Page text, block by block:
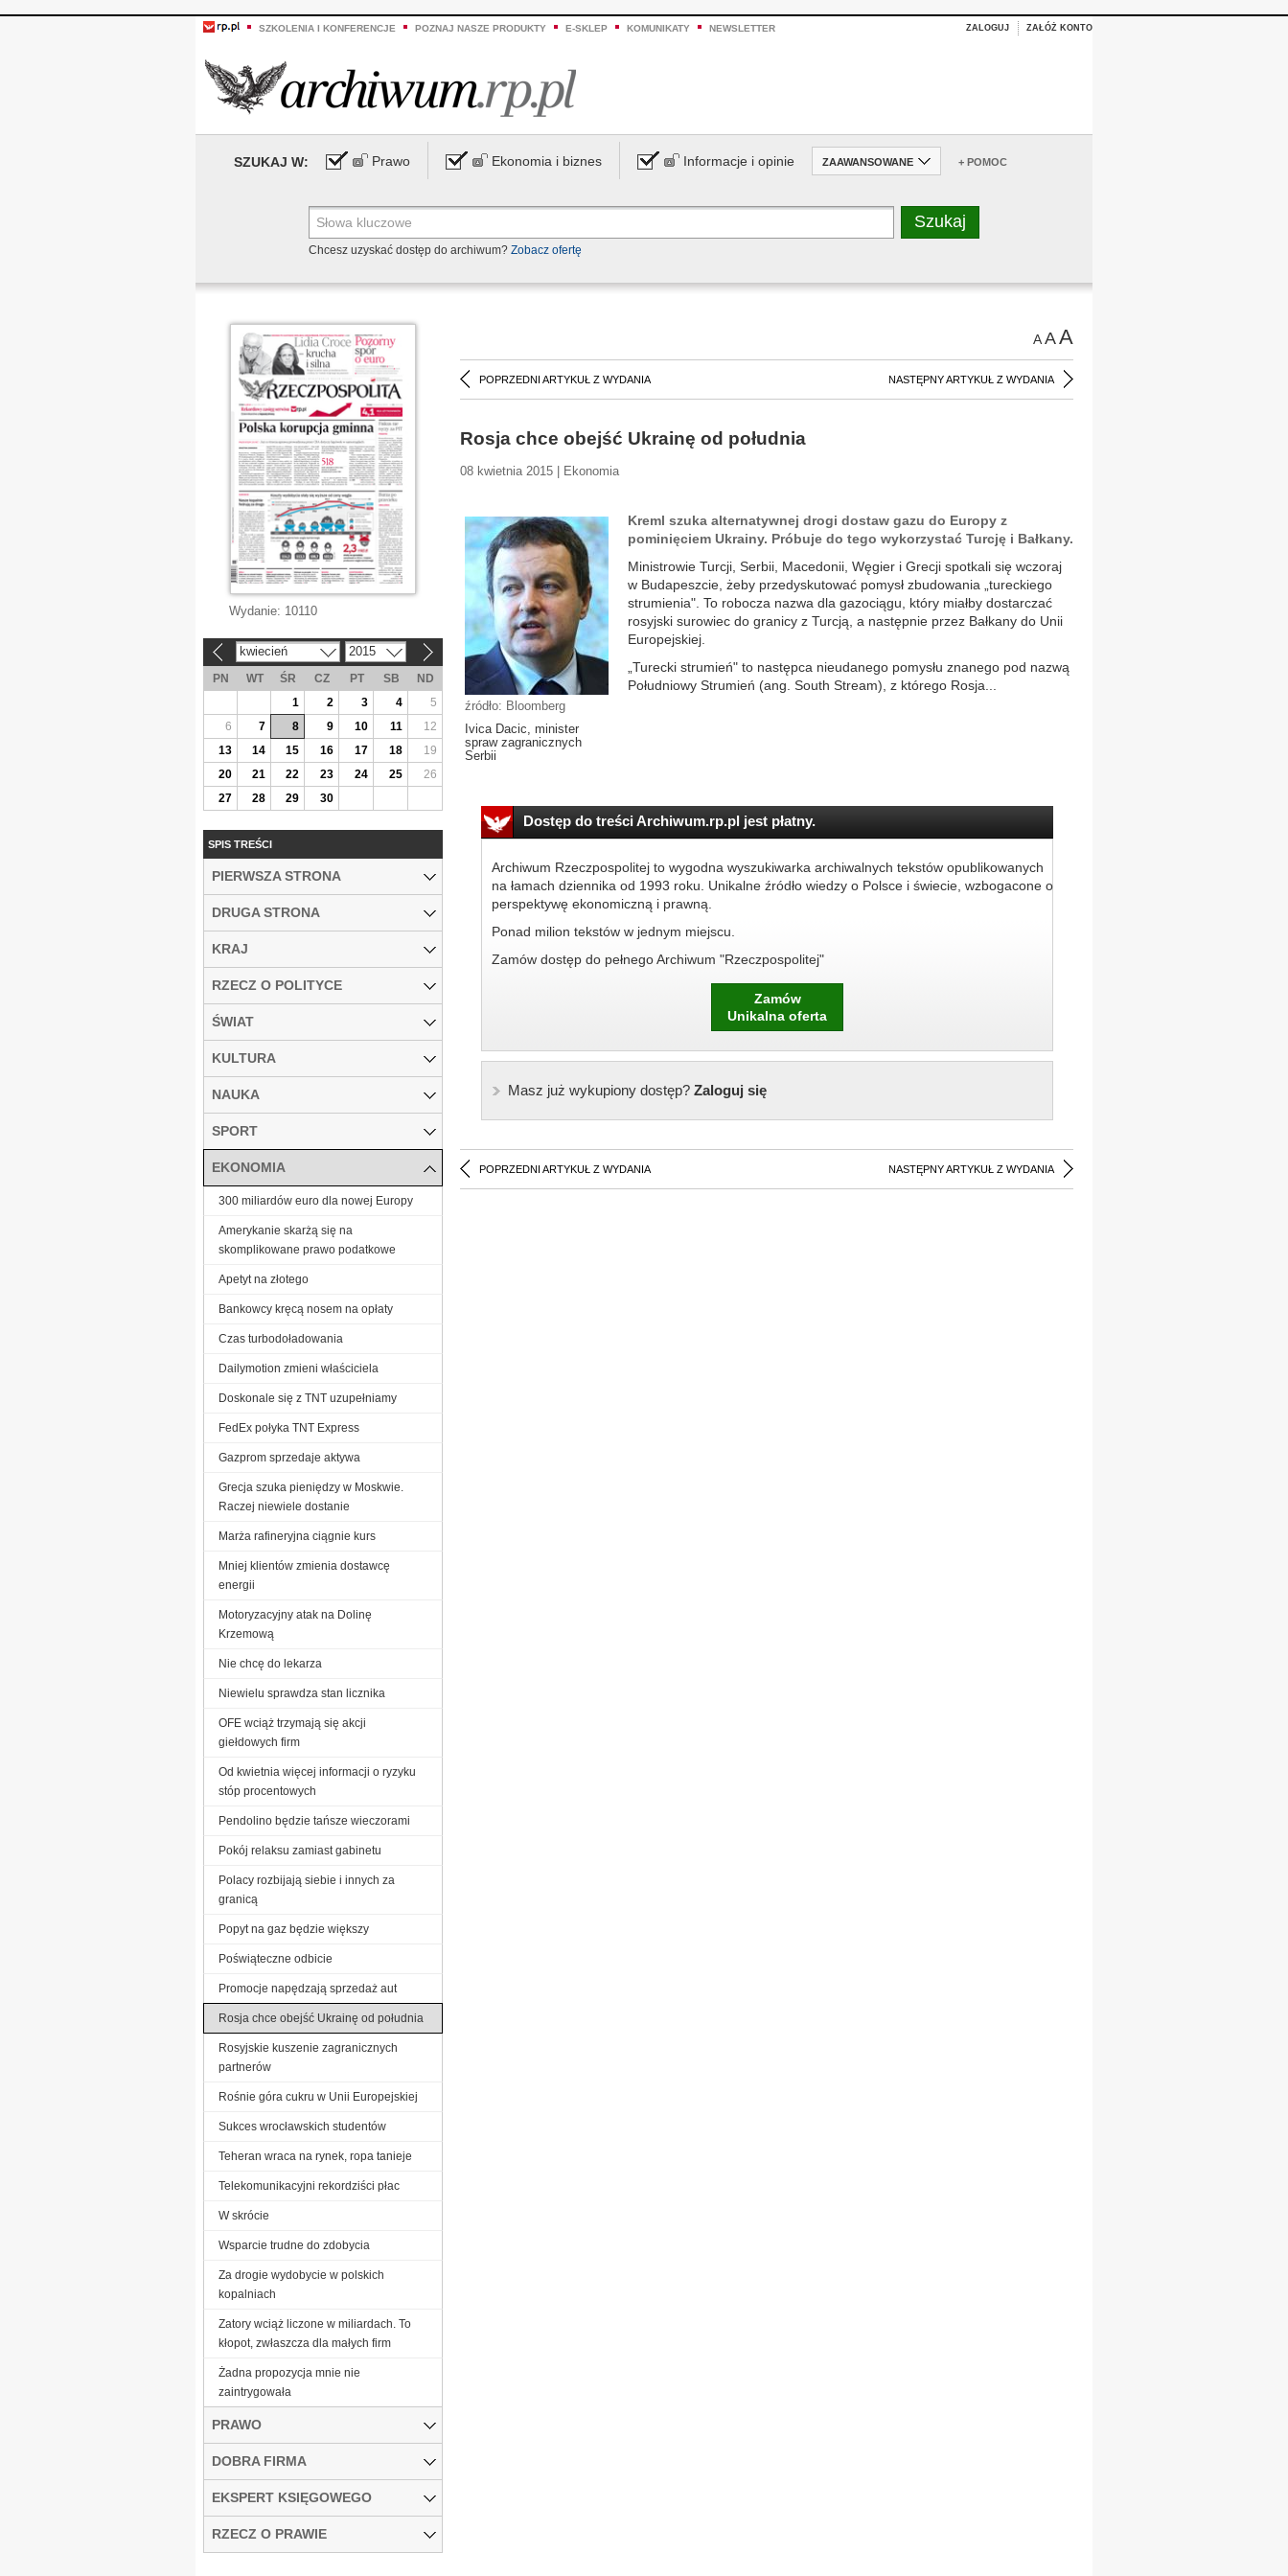
SZKOLENIA I KONFERENCJE POZNAJ NASZE PRODUKTY E-SKLEP KOMUNIKATY NEWSLETTER ZALOGUJ ZAŁÓŻ KONTO
SZUKAJ W: Prawo Ekonomia i biznes Informacje i opinie ZAAWANSOWANE + POMOC
Chcesz uzyskać dostęp do archiwum? Zobacz ofertę
AAA
POPRZEDNI ARTYKUŁ Z WYDANIA NASTĘPNY ARTYKUŁ Z WYDANIA
Rosja chce obejść Ukrainę od południa
08 kwietnia 2015 | Ekonomia
źródło: Bloomberg
Ivica Dacic, minister
spraw zagranicznych
Serbii
Kreml szuka alternatywnej drogi dostaw gazu do Europy z
pominięciem Ukrainy. Próbuje do tego wykorzystać Turcję i Bałkany.
Ministrowie Turcji, Serbii, Macedonii, Węgier i Grecji spotkali się wczoraj
w Budapeszcie, żeby przedyskutować pomysł zbudowania „tureckiego
strumienia". To robocza nazwa dla gazociągu, który miałby dostarczać
rosyjski surowiec do granicy z Turcją, a następnie przez Bałkany do Unii
Europejskiej.
„Turecki strumień" to następca nieudanego pomysłu znanego pod nazwą
Południowy Strumień (ang. South Stream), z którego Rosja...
Dostęp do treści Archiwum.rp.pl jest płatny.
Archiwum Rzeczpospolitej to wygodna wyszukiwarka archiwalnych tekstów opublikowanych
na łamach dziennika od 1993 roku. Unikalne źródło wiedzy o Polsce i świecie, wzbogacone o
perspektywę ekonomiczną i prawną.
Ponad milion tekstów w jednym miejscu.
Zamów dostęp do pełnego Archiwum "Rzeczpospolitej"
Zamów
Unikalna oferta
Masz już wykupiony dostęp?Zaloguj się
POPRZEDNI ARTYKUŁ Z WYDANIA NASTĘPNY ARTYKUŁ Z WYDANIA
Wydanie: 10110
kwiecień 2015
PN WT ŚR CZ PT SB
ND
1
2 3 4
5
6
7 8 9 10 11
12
13
14 15 16 17 18
19
20
21 22 23 24 25
26
27
28 29 30
SPIS TREŚCI
PIERWSZA STRONA
DRUGA STRONA
KRAJ
RZECZ O POLITYCE
ŚWIAT
KULTURA
NAUKA
SPORT
EKONOMIA
300 miliardów euro dla nowej Europy
Amerykanie skarżą się na
skomplikowane prawo podatkowe
Ape­tyt na zło­te­go
Bankowcy kręcą nosem na opłaty
Czas turbodoładowania
Dailymotion zmieni właściciela
Doskonale się z TNT uzupełniamy
FedEx połyka TNT Express
Gazprom sprzedaje aktywa
Grecja szuka pieniędzy w Moskwie.
Raczej niewiele dostanie
Marża rafineryjna ciągnie kurs
Mniej klientów zmienia dostawcę
energii
Motoryzacyjny atak na Dolinę
Krzemową
Nie chcę do lekarza
Niewielu sprawdza stan licznika
OFE wciąż trzymają się akcji
giełdowych firm
Od kwietnia więcej informacji o ryzyku
stóp procentowych
Pendolino będzie tańsze wieczorami
Pokój relaksu zamiast gabinetu
Polacy rozbijają siebie i innych za
granicą
Popyt na gaz będzie większy
Poświąteczne odbicie
Promocje napędzają sprzedaż aut
Rosja chce obejść Ukrainę od południa
Rosyjskie kuszenie zagranicznych
partnerów
Rośnie góra cukru w Unii Europejskiej
Sukces wrocławskich studentów
Teheran wraca na rynek, ropa tanieje
Telekomunikacyjni rekordziści płac
W skrócie
Wsparcie trudne do zdobycia
Za drogie wydobycie w polskich
kopalniach
Zatory wciąż liczone w miliardach. To
kłopot, zwłaszcza dla małych firm
Żadna propozycja mnie nie
zaintrygowała
PRAWO
DOBRA FIRMA
EKSPERT KSIĘGOWEGO
RZECZ O PRAWIE